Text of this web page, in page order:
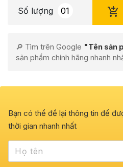
Số lượng
🔎 Tìm trên Google "Tên sản
sản phẩm chính hãng nhanh
Bạn có thể để lại thông tin để
thời gian nhanh nhất